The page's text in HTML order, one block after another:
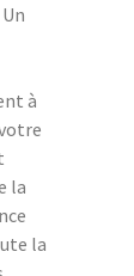
à
la
la